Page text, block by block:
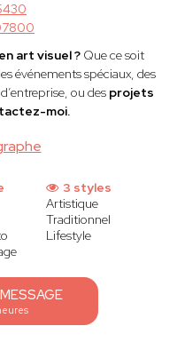
art visuel ? Que ce soit
événements spéciaux, des
ou des projets
moi.
3 styles
Artistique
Traditionnel
Lifestyle